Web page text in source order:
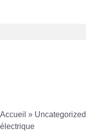
Accueil » Uncategorized
électrique